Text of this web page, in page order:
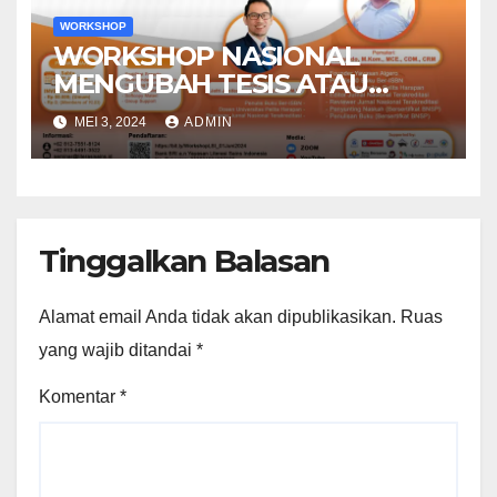
WORKSHOP
WORKSHOP NASIONAL
MENGUBAH TESIS ATAU
DISERTASI MENJADI BUKU
REFERENSI
MEI 3, 2024 ADMIN
Tinggalkan Balasan
Alamat email Anda tidak akan dipublikasikan. Ruas
yang wajib ditandai *
Komentar *